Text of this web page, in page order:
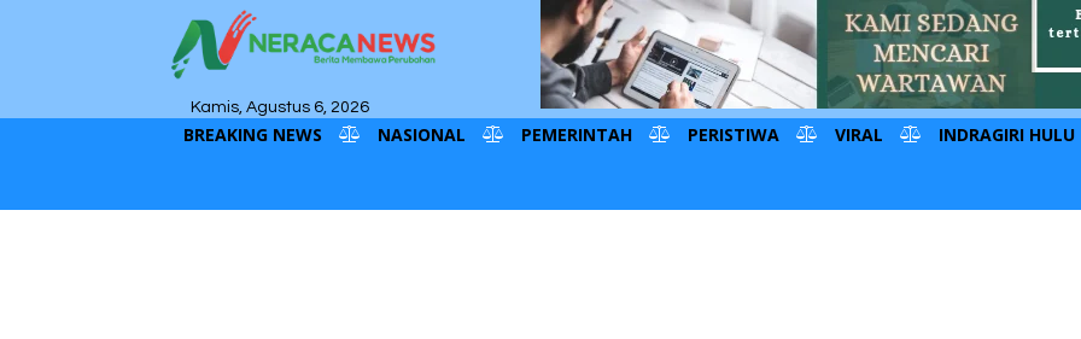
Kamis, Agustus 6, 2026
BREAKING NEWS NASIONAL PEMERINTAH PERISTIWA VIRAL INDRAGIRI HULU